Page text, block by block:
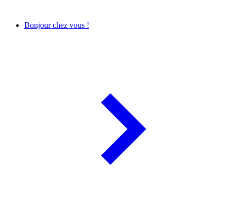
Bonjour chez vous !